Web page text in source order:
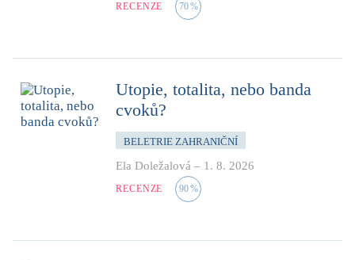
RECENZE 70%
Utopie, totalita, nebo banda
cvoků?
BELETRIE ZAHRANIČNÍ
Ela Doležalová – 1. 8. 2026
RECENZE 90%